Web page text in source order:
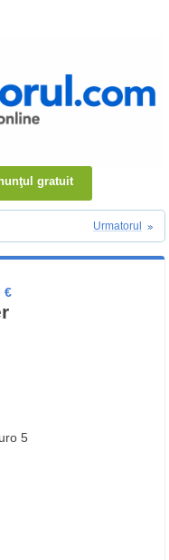
gratuit
Urmatorul
€
5